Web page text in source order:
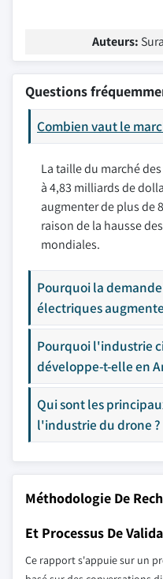
Auteurs:
Questions
Combien vaut le
La taille du marché
à 4,83 milliards de
augmenter de plus de
raison de la hausse
mondiales.
Pourquoi la
électriques
Pourquoi l'industrie
développe-t-elle en
Qui sont les
l'industrie du drone ?
Méthodologie De
Et Processus De
Ce rapport s'appuie sur un